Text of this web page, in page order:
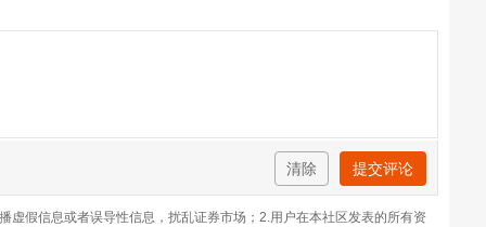
清除 提交评论
虚假信息或者误导性信息，扰乱证券市场；2.用户在本社区发表的所有资